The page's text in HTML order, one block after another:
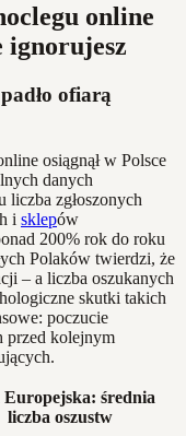
online
ofiarą
osiągnął w Polsce
danych
zgłoszonych
i sklepów
200% rok do roku
Polaków twierdzi, że
– a liczba oszukanych
skutki takich
poczucie
przed kolejnym
Europejska: średnia
liczba oszustw